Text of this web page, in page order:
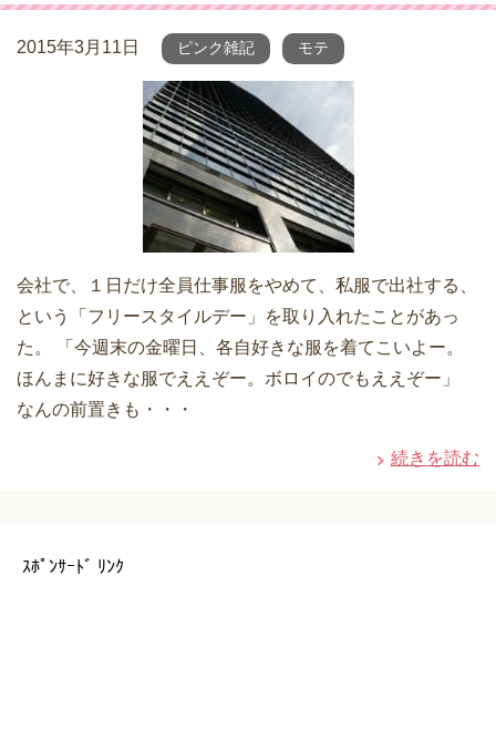
2015年3月11日 ピンク雑記 モテ
会社で、１日だけ全員仕事服をやめて、私服で出社する、
という「フリースタイルデー」を取り入れたことがあっ
た。 「今週末の金曜日、各自好きな服を着てこいよー。
ほんまに好きな服でええぞー。ボロイのでもええぞー」
なんの前置きも・・・
続きを読む
ｽﾎﾟﾝｻｰﾄﾞ ﾘﾝｸ